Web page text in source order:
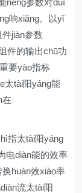
néng参数对duì
响xiǎng。以yǐ
jiàn参数
件的输出chū功
要yào指标
太tài阳yáng能
在
指太tài阳yáng
电diàn能的效率
huàn效xiào率
流太tài阳